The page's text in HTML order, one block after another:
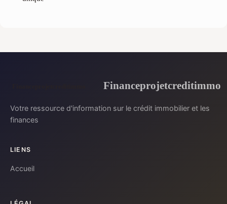
Financeprojetcreditimmo
Votre ressource d'information sur le crédit immobilier et les
finances
LIENS
Accueil